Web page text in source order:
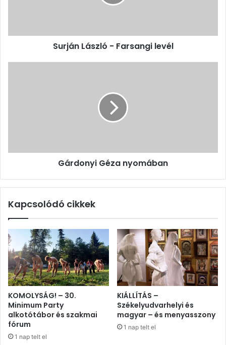
Surján László - Farsangi levél
Gárdonyi Géza nyomában
Kapcsolódó cikkek
KOMOLYSÁG! – 30.
Minimum Party
alkotótábor és szakmai
fórum
1 nap telt el
KIÁLLÍTÁS –
Székelyudvarhelyi és
magyar – és menyasszony
1 nap telt el